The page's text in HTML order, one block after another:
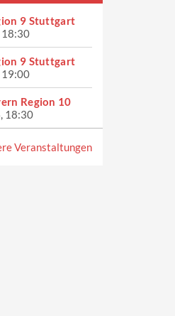
9 Stuttgart
18:30
9 Stuttgart
19:00
Region 10
18:30
Veranstaltungen